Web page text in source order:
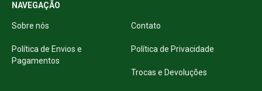
NAVEGAÇÃO
Sobre nós Contato
Política de Envios e
Pagamentos
Política de Privacidade
Trocas e Devoluções